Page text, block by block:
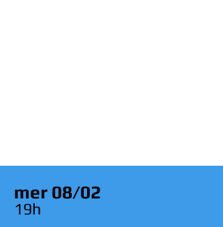
mer 08/02
19h